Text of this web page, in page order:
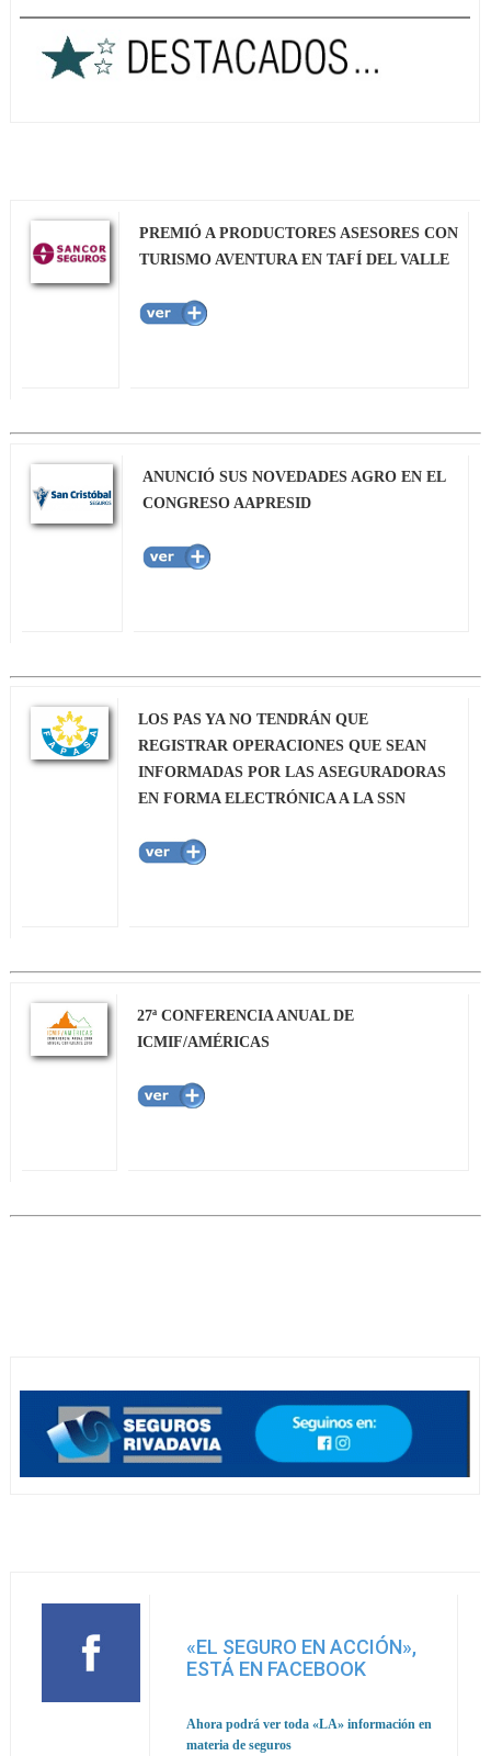
PREMIÓ A PRODUCTORES ASESORES CON
TURISMO AVENTURA EN TAFÍ DEL VALLE
ANUNCIÓ SUS NOVEDADES AGRO EN EL
CONGRESO AAPRESID
LOS PAS YA NO TENDRÁN QUE
REGISTRAR OPERACIONES QUE SEAN
INFORMADAS POR LAS ASEGURADORAS
EN FORMA ELECTRÓNICA A LA SSN
27ª CONFERENCIA ANUAL DE
ICMIF/AMÉRICAS
«EL SEGURO EN ACCIÓN»,
ESTÁ EN FACEBOOK
Ahora podrá ver toda«LA» información en
materia de seguros